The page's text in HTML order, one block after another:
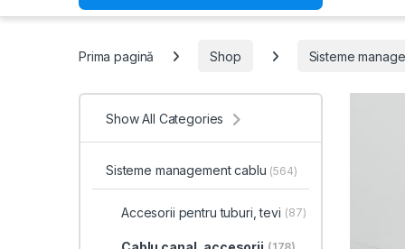
Prima pagină Shop Sisteme
Show All Categories
Sisteme management cablu (564)
Accesorii pentru tuburi, tevi (87)